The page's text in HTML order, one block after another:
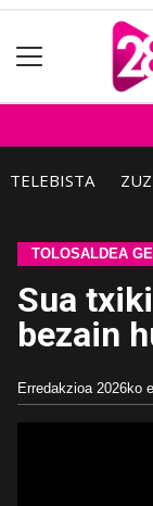
TELEBISTA
TOLOSALDEA
Sua
bezain
Erredakzioa 2026ko